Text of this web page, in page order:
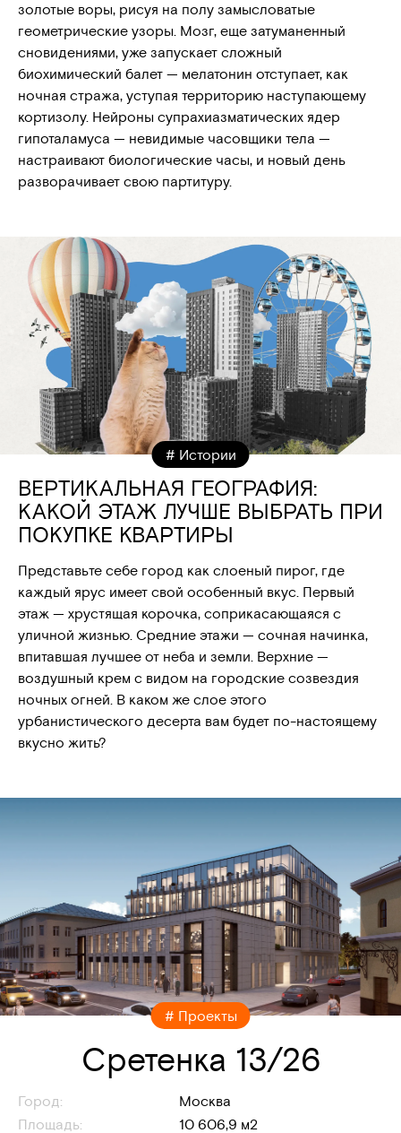
золотые воры, рисуя на полу замысловатые
геометрические узоры. Мозг, еще затуманенный
сновидениями, уже запускает сложный
биохимический балет — мелатонин отступает, как
ночная стража, уступая территорию наступающему
кортизолу. Нейроны супрахиазматических ядер
гипоталамуса — невидимые часовщики тела —
настраивают биологические часы, и новый день
разворачивает свою партитуру.
# Истории
ВЕРТИКАЛЬНАЯ ГЕОГРАФИЯ:
КАКОЙ ЭТАЖ ЛУЧШЕ ВЫБРАТЬ ПРИ
ПОКУПКЕ КВАРТИРЫ
Представьте себе город как слоеный пирог, где
каждый ярус имеет свой особенный вкус. Первый
этаж — хрустящая корочка, соприкасающаяся с
уличной жизнью. Средние этажи — сочная начинка,
впитавшая лучшее от неба и земли. Верхние —
воздушный крем с видом на городские созвездия
ночных огней. В каком же слое этого
урбанистического десерта вам будет по-настоящему
вкусно жить?
# Проекты
Сретенка 13/26
Город:
Москва
Площадь:
10 606,9 м2